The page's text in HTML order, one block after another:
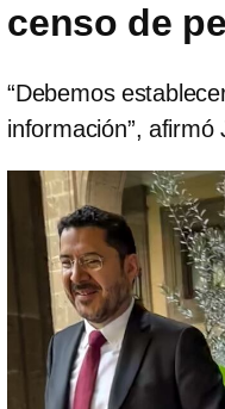
censo de
“Debemos
información”, afirmó